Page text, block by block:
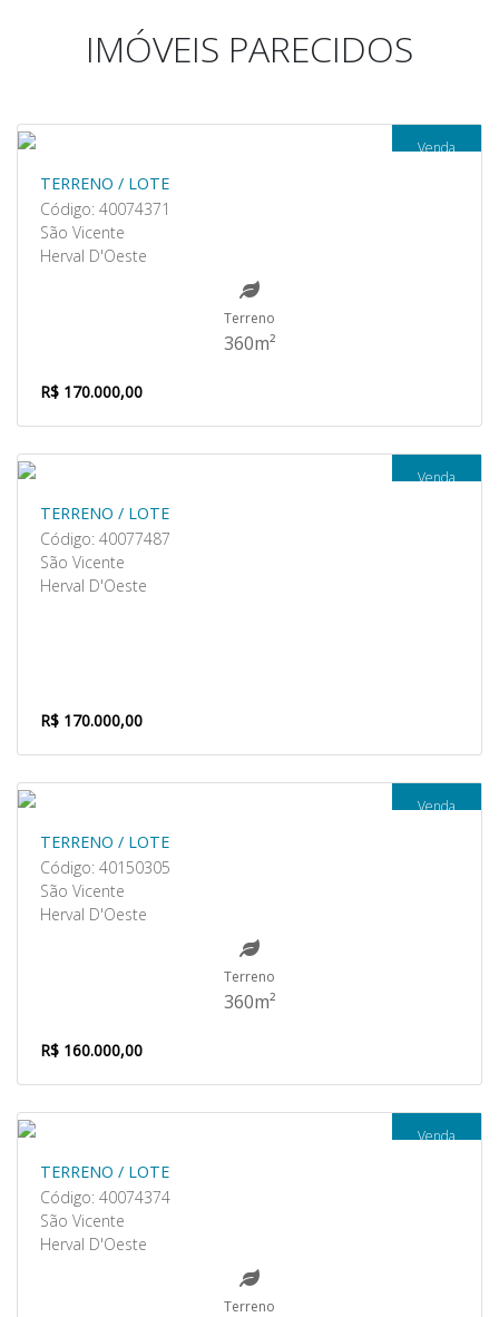
IMÓVEIS PARECIDOS
Venda
TERRENO / LOTE
Código: 40074371
São Vicente
Herval D'Oeste
Terreno
360m²
R$ 170.000,00
Venda
TERRENO / LOTE
Código: 40077487
São Vicente
Herval D'Oeste
R$ 170.000,00
Venda
TERRENO / LOTE
Código: 40150305
São Vicente
Herval D'Oeste
Terreno
360m²
R$ 160.000,00
Venda
TERRENO / LOTE
Código: 40074374
São Vicente
Herval D'Oeste
Terreno